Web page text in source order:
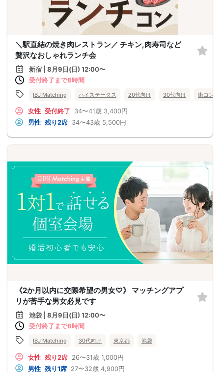
＼駅直結の焼き肉レストラン／ チキン,肉寿司など
贅沢なおしゃれランチ会
新宿 | 8月9日(日) 12:00〜
受付終了まで8時間
IBJ Matching ハイステータス 20代向け 30代向け 街コン
女性 受付終了 34〜41歳 3,400円
男性 残り2席 34〜43歳 5,500円
《2か月以内に交際希望の男女♡》 マッチングアプ
リが苦手な男女必見です
池袋 | 8月9日(日) 12:00〜
受付終了まで8時間
IBJ Matching 30代向け 東京都 池袋
女性 残り2席 26〜31歳 1,000円
男性 残り1席 27〜32歳 4,900円